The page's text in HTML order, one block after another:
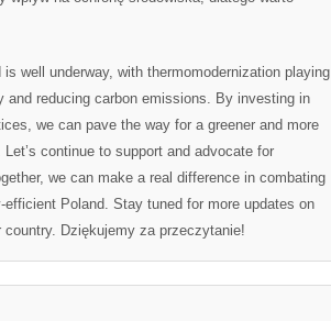
well underway, with thermomodernization‌ playing
reducing carbon emissions. By investing in
we can pave the way‍ for⁢ a greener and more
continue to support and advocate ‍for
‍we can make a real difference in combating
Poland. Stay tuned for more updates on
Dziękujemy za przeczytanie!